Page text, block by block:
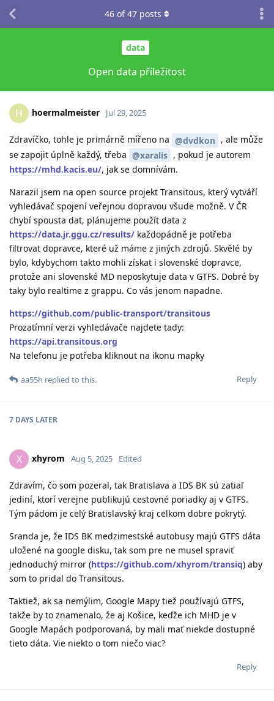
data
Open data příležitost
46 of47 posts
H hoermalmeister Jul 29, 2025
Zdravíčko, tohle je primárně mířeno na @dvdkon , ale může
se zapojit úplně každý, třeba @xaralis , pokud je autorem
https://mhd.kacis.eu/, jak se domnívám.
Narazil jsem na open source projekt Transitous, který vytváří
vyhledávač spojení veřejnou dopravou všude možně. V ČR
chybí spousta dat, plánujeme použít data z
https://data.jr.ggu.cz/results/ každopádně je potřeba
filtrovat dopravce, které už máme z jiných zdrojů. Skvělé by
bylo, kdybychom takto mohli získat i slovenské dopravce,
protože ani slovenské MD neposkytuje data v GTFS. Dobré by
taky bylo realtime z grappu. Co vás jenom napadne.
https://github.com/public-transport/transitous
Prozatímní verzi vyhledávače najdete tady:
https://api.transitous.org
Na telefonu je potřeba kliknout na ikonu mapky
Reply
aa55h replied to this.
7 DAYS LATER
X xhyrom Aug 5, 2025 Edited
Zdravím, čo som pozeral, tak Bratislava a IDS BK sú zatiaľ
jediní, ktorí verejne publikujú cestovné poriadky aj v GTFS.
Tým pádom je celý Bratislavský kraj celkom dobre pokrytý.
Sranda je, že IDS BK medzimestské autobusy majú GTFS dáta
uložené na google disku, tak som pre ne musel spraviť
jednoduchý mirror (https://github.com/xhyrom/transiq) aby
som to pridal do Transitous.
Taktiež, ak sa nemýlim, Google Mapy tiež používajú GTFS,
takže by to znamenalo, že aj Košice, keďže ich MHD je v
Google Mapách podporovaná, by mali mať niekde dostupné
tieto dáta. Vie niekto o tom niečo viac?
Reply